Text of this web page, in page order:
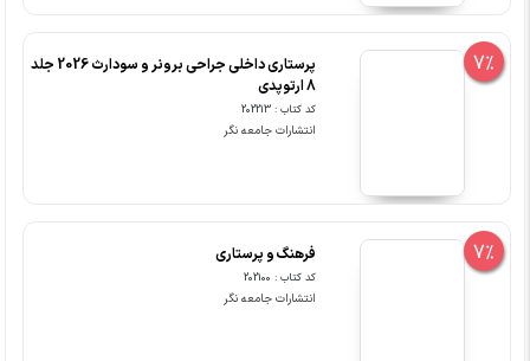
7%
پرستاری داخلی جراحی برونر و سودارث 2026 جلد
8 ارتوپدی
کد کتاب : 202213
انتشارات جامعه نگر
7% فرهنگ و پرستاری
کد کتاب : 202100
انتشارات جامعه نگر